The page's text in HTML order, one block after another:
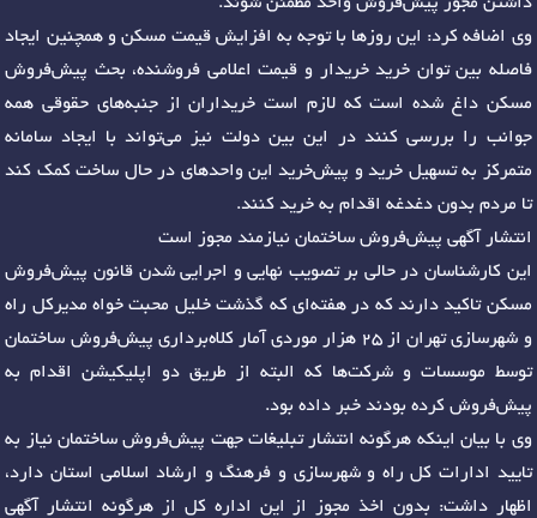
وی اضافه کرد: این روزها با توجه به افزایش قیمت مسکن و همچنین ایجاد
فاصله بین توان خرید خریدار و قیمت اعلامی فروشنده، بحث پیش‌فروش
مسکن داغ شده است که لازم است خریداران از جنبه‌های حقوقی همه
جوانب را بررسی کنند در این بین دولت نیز می‌تواند با ایجاد سامانه
متمرکز به تسهیل خرید و پیش‌خرید این واحدهای در حال ساخت کمک کند
تا مردم بدون دغدغه اقدام به خرید کنند.
انتشار آگهی پیش‌فروش ساختمان نیازمند مجوز است
این کارشناسان در حالی بر تصویب نهایی و اجرایی شدن قانون پیش‌فروش
مسکن تاکید دارند که در هفته‌ای که گذشت خلیل محبت خواه مدیرکل راه
و شهرسازی تهران از ۲۵ هزار موردی آمار کلاه‌برداری پیش‌فروش ساختمان
توسط موسسات و شرکت‌ها که البته از طریق دو اپلیکیشن اقدام به
پیش‌فروش کرده بودند خبر داده بود.
وی با بیان اینکه هرگونه انتشار تبلیغات جهت پیش‌فروش ساختمان نیاز به
تایید ادارات کل راه و شهرسازی و فرهنگ و ارشاد اسلامی استان دارد،
اظهار داشت: بدون اخذ مجوز از این اداره کل از هرگونه انتشار آگهی